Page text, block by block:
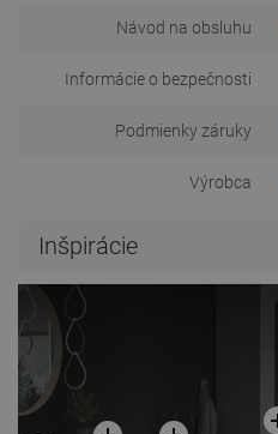
Návod na obsluhu
Informácie o bezpečnosti
Podmienky záruky
Výrobca
Inšpirácie